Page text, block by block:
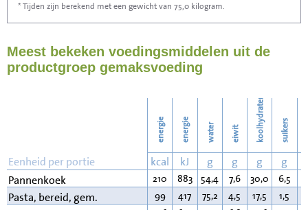
Stofzuigen
Strijken 181
208
* Tijden zijn berekend met een gewicht van 75,0 kilogram.
Meest bekeken voedingsmiddelen uit de
productgroep gemaksvoeding
energie energie water eiwit koolhydraten suikers
Eenheid per portie kcal kJ g g g g
Pannenkoek
210 883 54,4 7,6 30,0 6,5
Pasta, bereid, gem. 99 417 75,2 4,5 17,5 1,5